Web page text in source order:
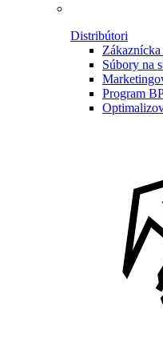
Distribútori
Súbory na
Program